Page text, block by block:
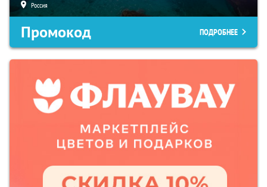
Россия
Промокод ПОДРОБНЕЕ